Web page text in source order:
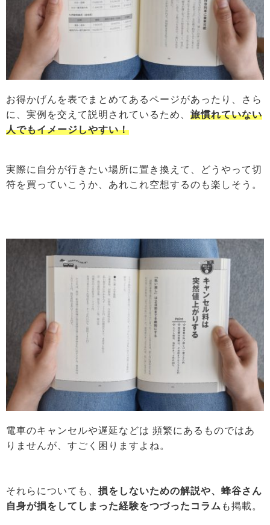
お得かげんを表でまとめてあるページがあったり、さら
に、実例を交えて説明されているため、 旅慣れていない
人でもイメージしやすい！
実際に自分が行きたい場所に置き換えて、どうやって切
符を買っていこうか、あれこれ空想するのも楽しそう。
電車のキャンセルや遅延などは 頻繁にあるものではあ
りませんが、すごく困りますよね。
それらについても、 損をしないための解説や、蜂谷さん
自身が損をしてしまった経験をつづったコラム も掲載。